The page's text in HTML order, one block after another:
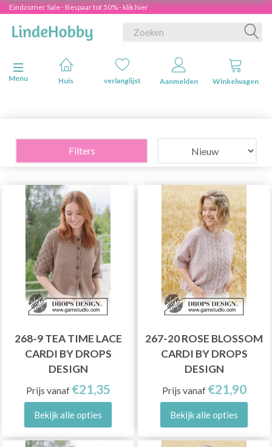
Eindzomer Sale - Bespaar tot 50% - klik hier
Navigatie in-/uitschakelen
Menu
Huis verlanglijst Aanmelden Winkelwagen
Filters
268-9 TEA TIME LACE
CARDI BY DROPS
DESIGN
Prijs vanaf €21,35
Bekijk alle opties
267-20 ROSE BLOSSOM
CARDI BY DROPS
DESIGN
Prijs vanaf €21,90
Bekijk alle opties